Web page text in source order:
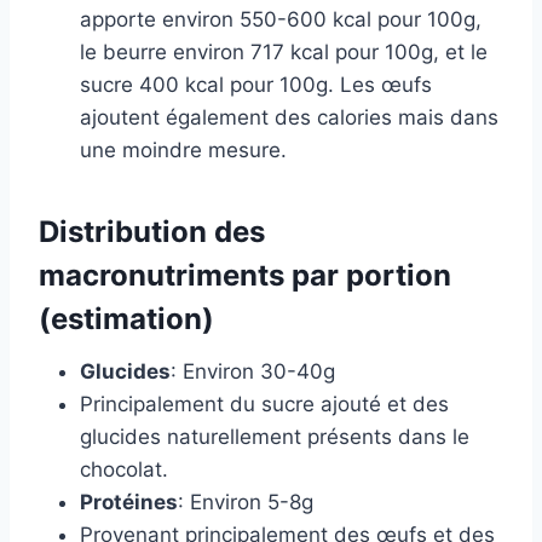
apporte environ 550-600 kcal pour 100g,
le beurre environ 717 kcal pour 100g, et le
sucre 400 kcal pour 100g. Les œufs
ajoutent également des calories mais dans
une moindre mesure.
Distribution des
macronutriments par portion
(estimation)
Glucides: Environ 30-40g
Principalement du sucre ajouté et des
glucides naturellement présents dans le
chocolat.
Protéines: Environ 5-8g
Provenant principalement des œufs et des